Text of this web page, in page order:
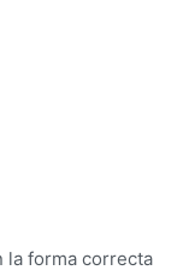
la forma correcta